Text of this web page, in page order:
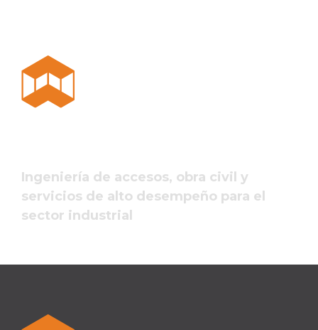
Ingeniería de accesos, obra civil y
servicios de alto desempeño para el
sector industrial